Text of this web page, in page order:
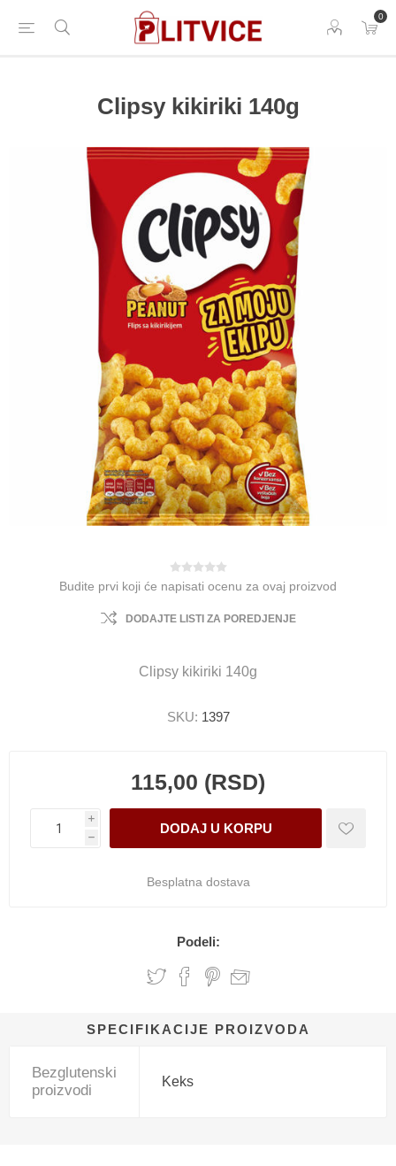
0
Clipsy kikiriki 140g
Budite prvi koji će napisati ocenu za ovaj proizvod
DODAJTE LISTI ZA POREDJENJE
Clipsy kikiriki 140g
SKU: 1397
115,00 (RSD)
i
h
Besplatna dostava
Podeli:
SPECIFIKACIJE PROIZVODA
Bezglutenski
proizvodi
Keks